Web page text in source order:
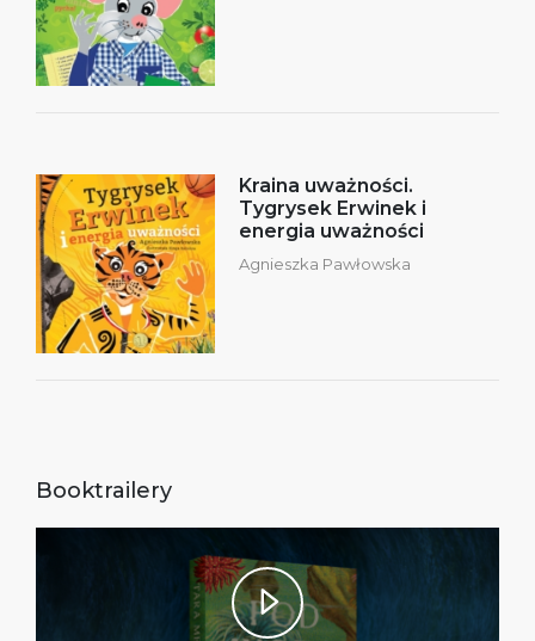
Kraina uważności.
Tygrysek Erwinek i
energia uważności
Agnieszka Pawłowska
Booktrailery